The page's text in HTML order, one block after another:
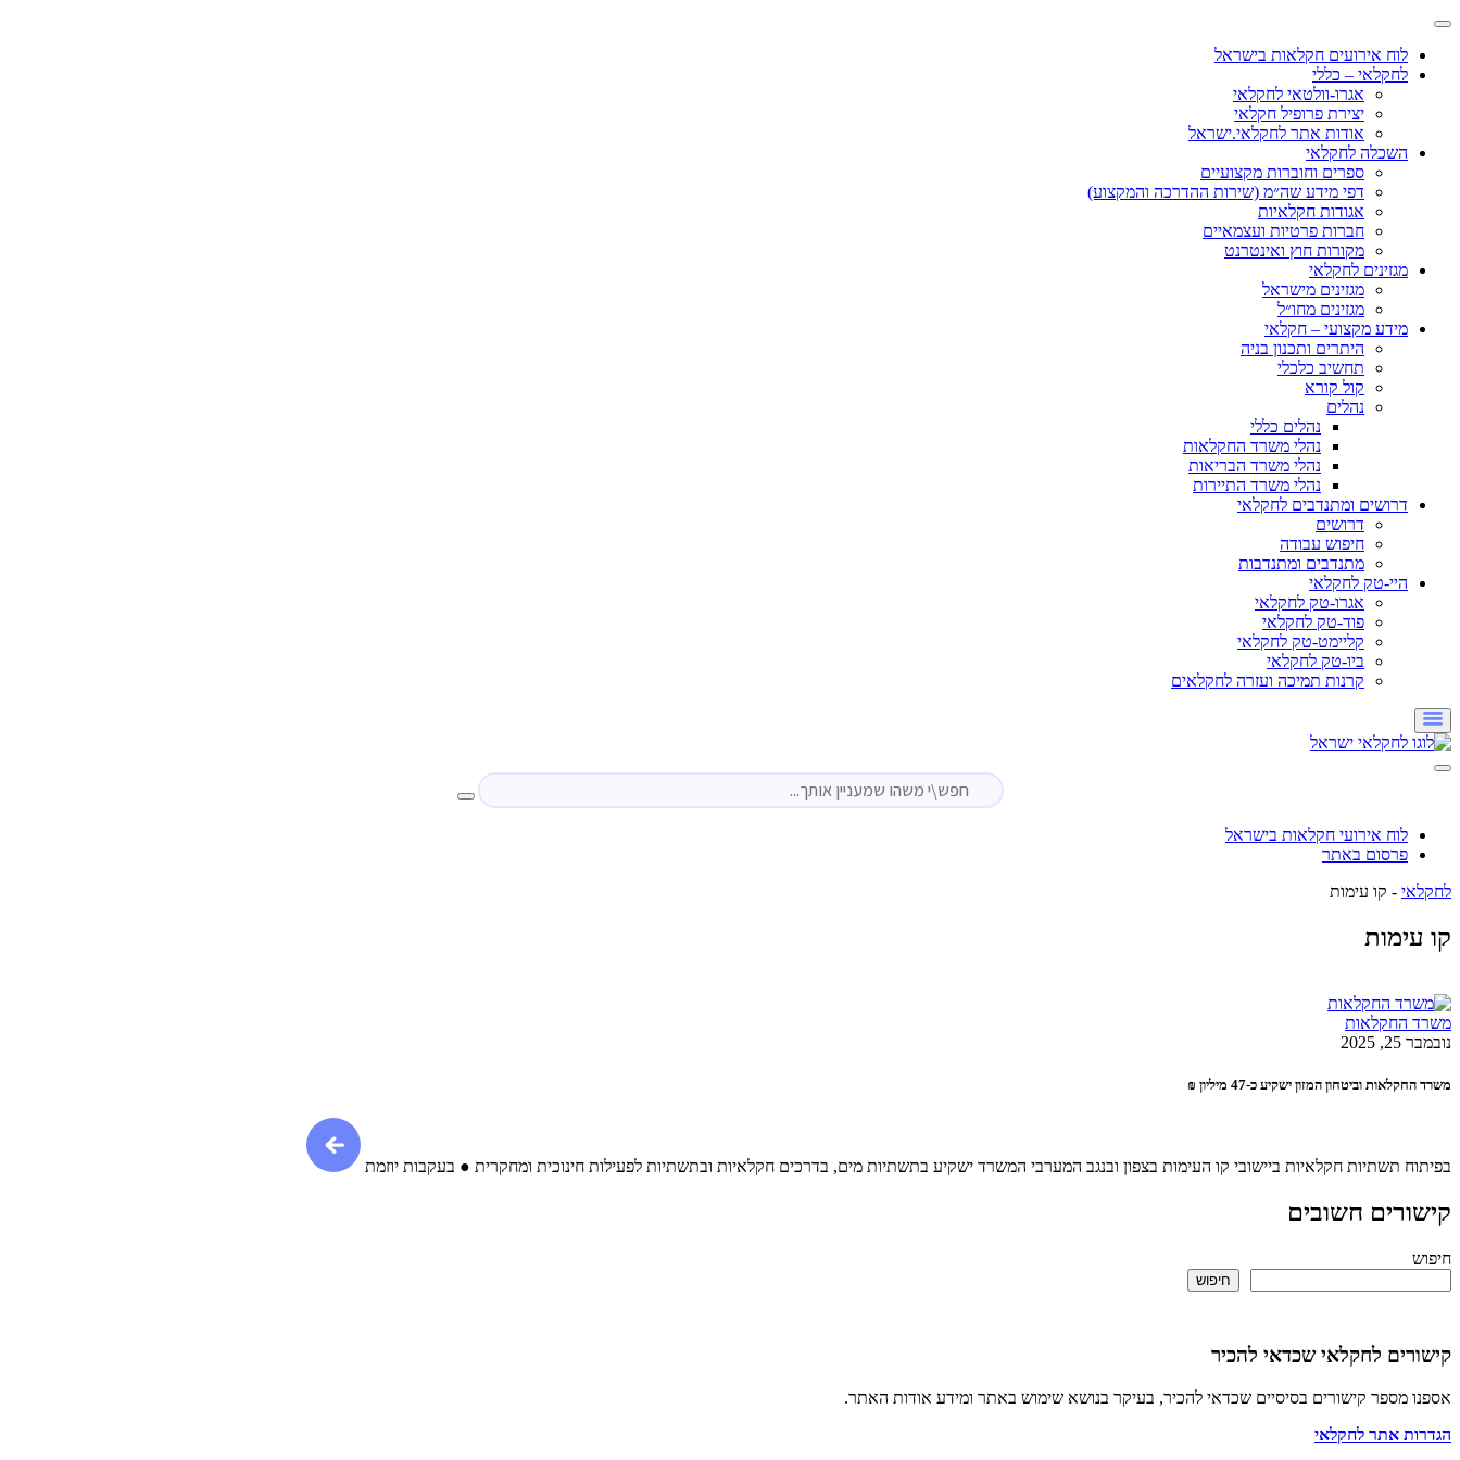
לוח אירועים חקלאות בישראל
לחקלאי – כללי
אגרו-וולטאי לחקלאי
יצירת פרופיל חקלאי
אודות אתר לחקלאי.ישראל
השכלה לחקלאי
ספרים וחוברות מקצועיים
דפי מידע שה״מ (שירות ההדרכה והמקצוע)
אגודות חקלאיות
חברות פרטיות ועצמאיים
מקורות חוץ ואינטרנט
מגזינים לחקלאי
מגזינים מישראל
מגזינים מחו״ל
מידע מקצועי – חקלאי
היתרים ותכנון בניה
תחשיב כלכלי
קול קורא
נהלים
נהלים כללי
נהלי משרד החקלאות
נהלי משרד הבריאות
נהלי משרד התיירות
דרושים ומתנדבים לחקלאי
דרושים
חיפוש עבודה
מתנדבים ומתנדבות
היי-טק לחקלאי
אגרו-טק לחקלאי
פוד-טק לחקלאי
קליימט-טק לחקלאי
ביו-טק לחקלאי
קרנות תמיכה ועזרה לחקלאים
לוח אירועי חקלאות בישראל
פרסום באתר
לחקלאי - קו עימות
קו עימות
משרד החקלאות
נובמבר 25, 2025
משרד החקלאות וביטחון המזון ישקיע כ-47 מיליון ₪
בפיתוח תשתיות חקלאיות ביישובי קו העימות בצפון ובנגב המערבי המשרד ישקיע בתשתיות מים, בדרכים חקלאיות ובתשתיות לפעילות חינוכית ומחקרית ● בעקבות יוזמת
קישורים חשובים
חיפוש
חיפוש
קישורים לחקלאי שכדאי להכיר
אספנו מספר קישורים בסיסיים שכדאי להכיר, בעיקר בנושא שימוש באתר ומידע אודות האתר.
הגדרות אתר לחקלאי